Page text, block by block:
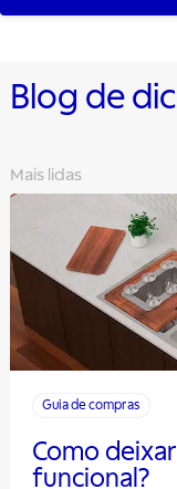
Blog de
Mais lidas
Guia de compras
Como
funcional?